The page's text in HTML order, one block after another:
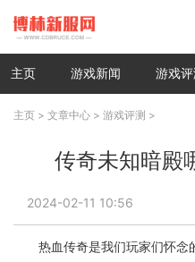
主页 游戏新闻 游戏评
主页 > 文章中心 > 游戏评测 >
传奇未知暗殿
2024-02-11 10:56
热血传奇是我们玩家们怀念